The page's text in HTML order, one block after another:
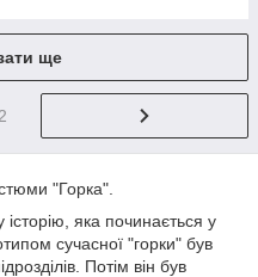
ще
"Горка".
яка починається у
сучасної "горки" був
Потім він був